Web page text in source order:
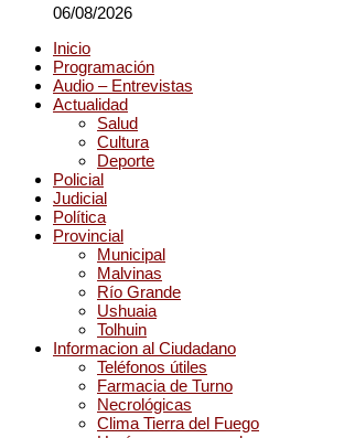
06/08/2026
Inicio
Programación
Audio – Entrevistas
Actualidad
Salud
Cultura
Deporte
Policial
Judicial
Política
Provincial
Municipal
Malvinas
Río Grande
Ushuaia
Tolhuin
Informacion al Ciudadano
Teléfonos útiles
Farmacia de Turno
Necrológicas
Clima Tierra del Fuego